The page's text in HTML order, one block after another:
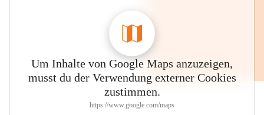
Um Inhalte von Google Maps anzuzeigen,
musst du der Verwendung externer Cookies
zustimmen.
https://www.google.com/maps